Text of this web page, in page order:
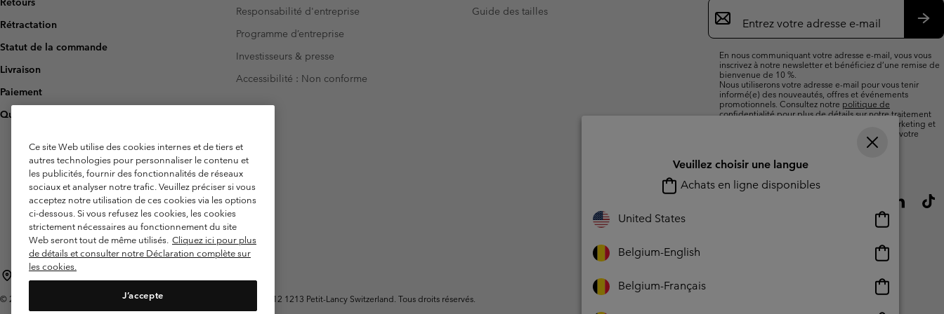
Rétractation
Statut de la commande
Livraison
Paiement
Questions fréquentes
Responsabilité d'entreprise
Programme d’entreprise
Investisseurs & presse
Accessibilité : Non conforme
Guide des tailles
Inscription
par
e-
En nous communiquant votre adresse e-mail, vous vous
inscrivez à notre newsletter et bénéficiez d’une remise de
bienvenue de 10 %.
Nous utiliserons votre adresse e-mail pour vous tenir
informé(e) des nouveautés, offres et événements
promotionnels. Consultez notre politique de
confidentialitépour plus de détails sur notre traitement
des données vous concernant à des fins de marketing et
sur les moyens dont vous disposez pour retirer votre
Belgique (français)
© 2026
Columbia Sportswear International Sarl. Avenue des Morgines, 12 1213 Petit-Lancy Switzerland. Tous droits réservés.
Ce site Web utilise des cookies internes et de tiers et
autres technologies pour personnaliser le contenu et
les publicités, fournir des fonctionnalités de réseaux
sociaux et analyser notre trafic. Veuillez préciser si vous
acceptez notre utilisation de ces cookies via les options
ci-dessous. Si vous refusez les cookies, les cookies
strictement nécessaires au fonctionnement du site
Web seront tout de même utilisés. Cliquez ici pour plus
de détails et consulter notre Déclaration complète sur
les cookies.
J’accepte
Veuillez choisir une langue
Achats en ligne disponibles
United States
Achats
en
ligne
disponibles
Belgium-English
Achats
en
ligne
disponibles
Belgium-Français
Achats
en